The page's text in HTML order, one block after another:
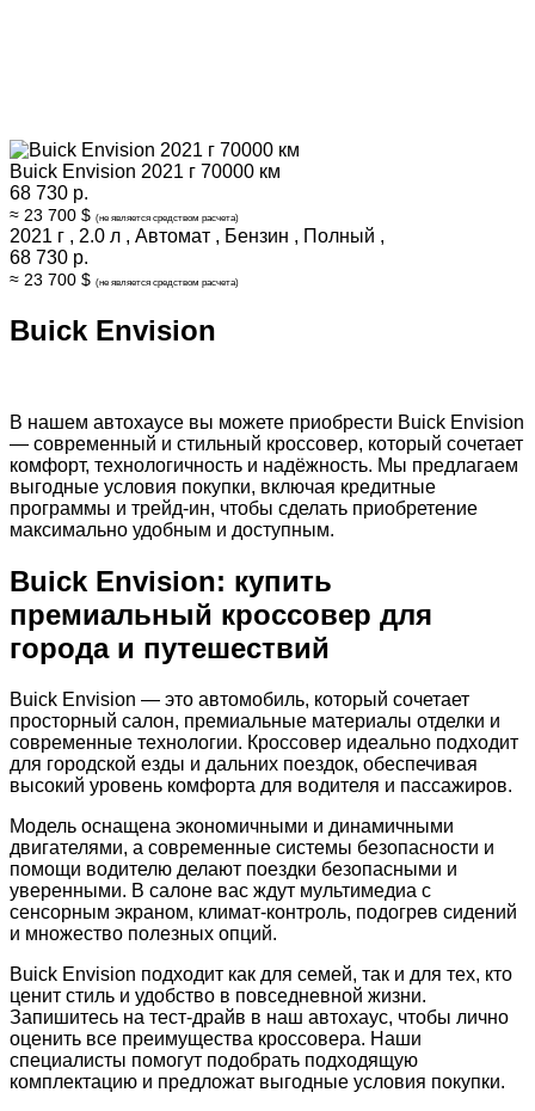
Buick Envision 2021 г 70000 км
68 730 р.
≈ 23 700 $ (не является средством расчета)
2021 г , 2.0 л , Автомат , Бензин , Полный ,
68 730 р.
≈ 23 700 $ (не является средством расчета)
Buick Envision
В нашем автохаусе вы можете приобрести Buick Envision
— современный и стильный кроссовер, который сочетает
комфорт, технологичность и надёжность. Мы предлагаем
выгодные условия покупки, включая кредитные
программы и трейд-ин, чтобы сделать приобретение
максимально удобным и доступным.
Buick Envision: купить
премиальный кроссовер для
города и путешествий
Buick Envision — это автомобиль, который сочетает
просторный салон, премиальные материалы отделки и
современные технологии. Кроссовер идеально подходит
для городской езды и дальних поездок, обеспечивая
высокий уровень комфорта для водителя и пассажиров.
Модель оснащена экономичными и динамичными
двигателями, а современные системы безопасности и
помощи водителю делают поездки безопасными и
уверенными. В салоне вас ждут мультимедиа с
сенсорным экраном, климат-контроль, подогрев сидений
и множество полезных опций.
Buick Envision подходит как для семей, так и для тех, кто
ценит стиль и удобство в повседневной жизни.
Запишитесь на тест-драйв в наш автохаус, чтобы лично
оценить все преимущества кроссовера. Наши
специалисты помогут подобрать подходящую
комплектацию и предложат выгодные условия покупки.